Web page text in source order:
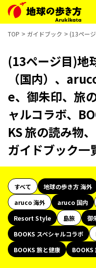
TOP ガイドブック (13ペー
(13ページ目)地
（国内）、
e、御朱印、旅
ャルコラボ、
KS 旅の読み物
ガイドブック一
すべて 地球の歩き方 海外
aruco 海外
aruco 国内
Resort Style
島旅 御
BOOKS スペシャルコラボ
BOOKS 旅と健康
BOOKS